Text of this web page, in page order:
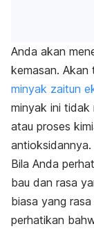
Anda akan
kemasan. Akan
minyak zaitun
minyak ini tidak
atau proses
antioksidannya.
Bila Anda
bau dan rasa
biasa yang
perhatikan